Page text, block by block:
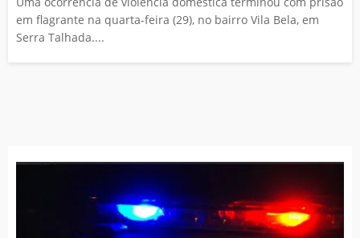
em flagrante na quarta-feira (29), no bairro Vila Bela, em
Serra Talhada....